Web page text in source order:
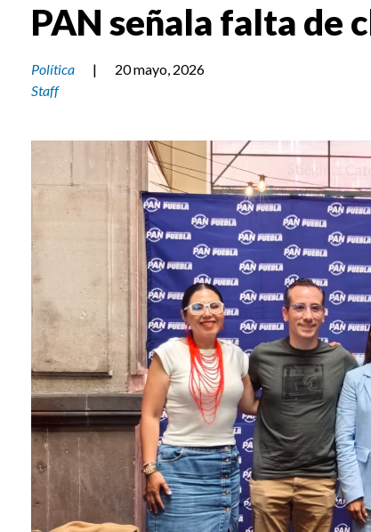
PAN señala falta de
Política |
20 mayo, 2026
Staff